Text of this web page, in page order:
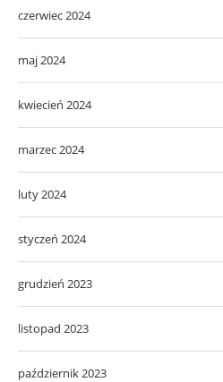
czerwiec 2024
maj 2024
kwiecień 2024
marzec 2024
luty 2024
styczeń 2024
grudzień 2023
listopad 2023
październik 2023